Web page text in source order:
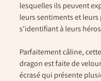
lesquelles ils peuvent
leurs sentiments et leurs
s'identifiant à leurs
Parfaitement câline,
dragon est faite de
écrasé qui présente